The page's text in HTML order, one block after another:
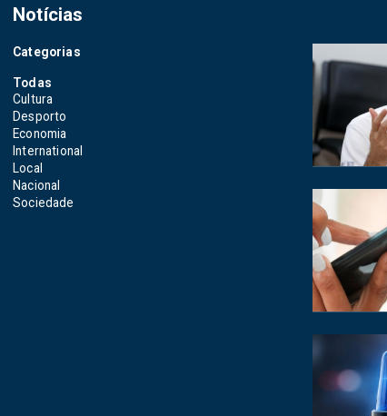
Notícias
Categorias
Todas
Cultura
Desporto
Economia
International
Local
Nacional
Sociedade